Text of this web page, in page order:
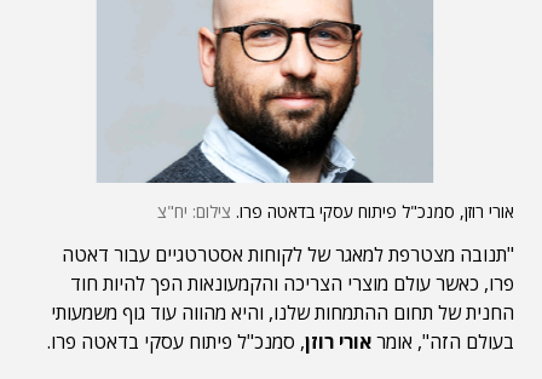
אורי רוזן, סמנכ"ל פיתוח עסקי בדאטה פרו. צילום: יח"צ
"תנובה מצטרפת למאגר של לקוחות אסטרטגיים עבור דאטה
פרו, כאשר עולם מוצרי הצריכה והקמעונאות הפך להיות חוד
החנית של תחום ההתמחות שלנו, והיא מהווה עוד גוף משמעותי
בעולם הזה", אומראורי רוזן, סמנכ"ל פיתוח עסקי בדאטה פרו.